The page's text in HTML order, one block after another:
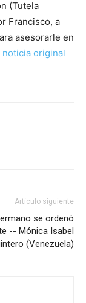
(Tutela
Francisco, a
asesorarle en
noticia original
Artículo siguiente
se ordenó
-- Mónica Isabel
(Venezuela)